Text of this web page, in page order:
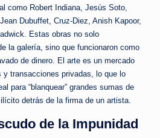
como Robert Indiana, Jesús Soto,
Dubuffet, Cruz-Diez, Anish Kapoor,
Estas obras no solo
la galería, sino que funcionaron como
de dinero. El arte es un mercado
transacciones privadas, lo que lo
para “blanquear” grandes sumas de
detrás de la firma de un artista.
de la Impunidad